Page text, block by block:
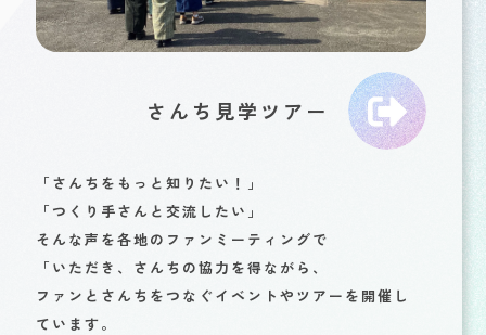
さんち見学ツアー
「さんちをもっと知りたい！」
「つくり手さんと交流したい」
そんな声を各地のファンミーティングで
「いただき、さんちの協力を得ながら、
ファンとさんちをつなぐイベントやツアーを開催し
ています。